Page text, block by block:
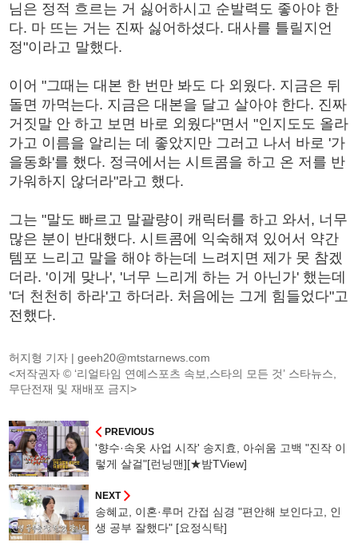
님은 정적 흐르는 거 싫어하시고 순발력도 좋아야 한
다. 마 뜨는 거는 진짜 싫어하셨다. 대사를 틀릴지언
정"이라고 말했다.
이어 "그때는 대본 한 번만 봐도 다 외웠다. 지금은 뒤
돌면 까먹는다. 지금은 대본을 달고 살아야 한다. 진짜
거짓말 안 하고 보면 바로 외웠다"면서 "인지도도 올라
가고 이름을 알리는 데 좋았지만 그러고 나서 바로 '가
을동화'를 했다. 정극에서는 시트콤을 하고 온 저를 반
가워하지 않더라"라고 했다.
그는 "말도 빠르고 말괄량이 캐릭터를 하고 와서, 너무
많은 분이 반대했다. 시트콤에 익숙해져 있어서 약간
템포 느리고 말을 해야 하는데 느려지면 제가 못 참겠
더라. '이게 맞나', '너무 느리게 하는 거 아닌가' 했는데
'더 천천히 하라'고 하더라. 처음에는 그게 힘들었다"고
전했다.
허지형 기자 |geeh20@mtstarnews.com
<저작권자 © ‘리얼타임 연예스포츠 속보,스타의 모든 것’ 스타뉴스,
무단전재 및 재배포 금지>
PREVIOUS
'향수·속옷 사업 시작' 송지효, 아쉬움 고백 "진작 이
렇게 살걸"[런닝맨][★밤TView]
NEXT
송혜교, 이혼·루머 간접 심경 "편안해 보인다고, 인
생 공부 잘했다" [요정식탁]